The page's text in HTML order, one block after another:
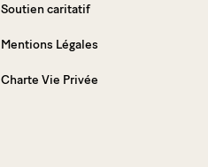
Soutien caritatif
Mentions Légales
Charte Vie Privée